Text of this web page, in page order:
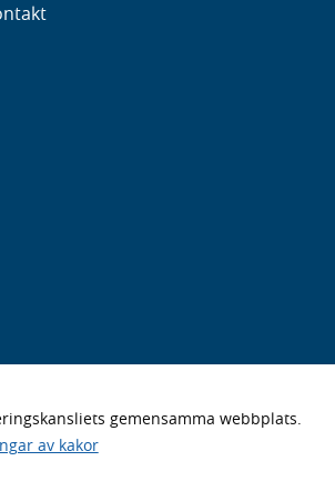
gemensamma webbplats.
av kakor